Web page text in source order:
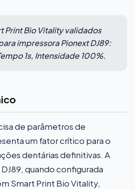
Print Bio Vitality validados
impressora Pionext DJ89:
1s, Intensidade 100%.
de parâmetros de
um fator crítico para o
dentárias definitivas. A
quando configurada
Smart Print Bio Vitality,